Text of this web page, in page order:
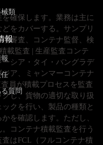
確保します。業務は主に
どをカバーする。サンプリ
場審査、コンテナ監督、検
載監査 | 生産監査コンテ
シア・タイ・バングラデ
ア、ミャンマーコンテナ
員が積載プロセスを監査
し、貨物の適切な取り扱
クを行い、製品の種類と
を確認します。ただし、
コンテナ積載監査を行う
はFCL（フルコンテナ積
類
報
質問